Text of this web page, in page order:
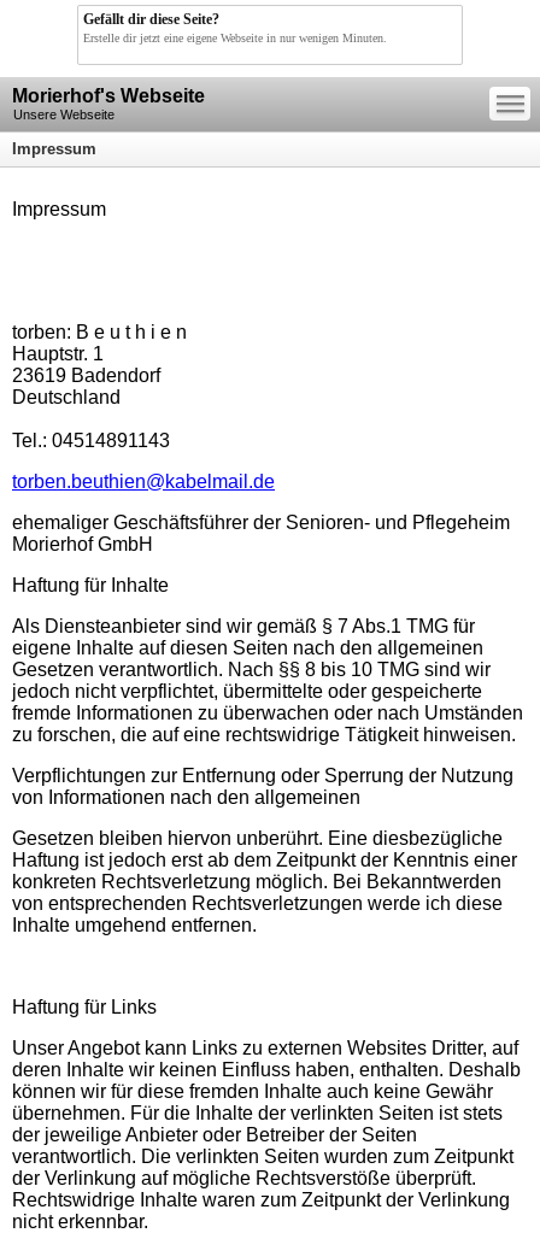
Gefällt dir diese Seite?
Erstelle dir jetzt eine eigene Webseite in nur wenigen Minuten.
Morierhof's Webseite
Unsere Webseite
—
—
—
Impressum
Impressum
torben: B e u t h i e n
Hauptstr. 1
23619 Badendorf
Deutschland
Tel.: 04514891143
torben.beuthien@kabelmail.de
ehemaliger Geschäftsführer der Senioren- und Pflegeheim
Morierhof GmbH
Haftung für Inhalte
Als Diensteanbieter sind wir gemäß § 7 Abs.1 TMG für
eigene Inhalte auf diesen Seiten nach den allgemeinen
Gesetzen verantwortlich. Nach §§ 8 bis 10 TMG sind wir
jedoch nicht verpflichtet, übermittelte oder gespeicherte
fremde Informationen zu überwachen oder nach Umständen
zu forschen, die auf eine rechtswidrige Tätigkeit hinweisen.
Verpflichtungen zur Entfernung oder Sperrung der Nutzung
von Informationen nach den allgemeinen
Gesetzen bleiben hiervon unberührt. Eine diesbezügliche
Haftung ist jedoch erst ab dem Zeitpunkt der Kenntnis einer
konkreten Rechtsverletzung möglich. Bei Bekanntwerden
von entsprechenden Rechtsverletzungen werde ich diese
Inhalte umgehend entfernen.
Haftung für Links
Unser Angebot kann Links zu externen Websites Dritter, auf
deren Inhalte wir keinen Einfluss haben, enthalten. Deshalb
können wir für diese fremden Inhalte auch keine Gewähr
übernehmen. Für die Inhalte der verlinkten Seiten ist stets
der jeweilige Anbieter oder Betreiber der Seiten
verantwortlich. Die verlinkten Seiten wurden zum Zeitpunkt
der Verlinkung auf mögliche Rechtsverstöße überprüft.
Rechtswidrige Inhalte waren zum Zeitpunkt der Verlinkung
nicht erkennbar.